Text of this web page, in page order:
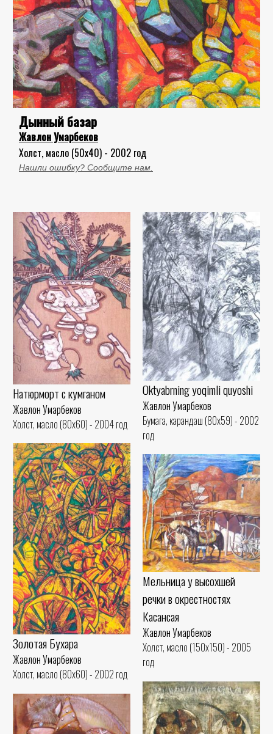
Дынный базар
Жавлон Умарбеков
Холст, масло (50x40) - 2002 год
Нашли ошибку? Сообщите нам.
Натюрморт с кумганом
Жавлон Умарбеков
Холст, масло (80x60) - 2004 год
Oktyabrning yoqimli quyoshi
Жавлон Умарбеков
Бумага, карандаш (80x59) - 2002
год
Золотая Бухара
Жавлон Умарбеков
Холст, масло (80x60) - 2002 год
Мельница у высохшей
речки в окрестностях
Касансая
Жавлон Умарбеков
Холст, масло (150x150) - 2005
год